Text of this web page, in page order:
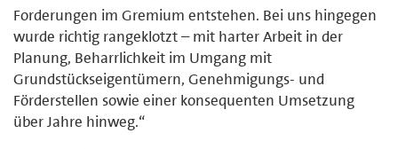
Forderungen im Gremium entstehen. Bei uns hingegen
wurde richtig rangeklotzt – mit harter Arbeit in der
Planung, Beharrlichkeit im Umgang mit
Grundstückseigentümern, Genehmigungs- und
Förderstellen sowie einer konsequenten Umsetzung
über Jahre hinweg.“